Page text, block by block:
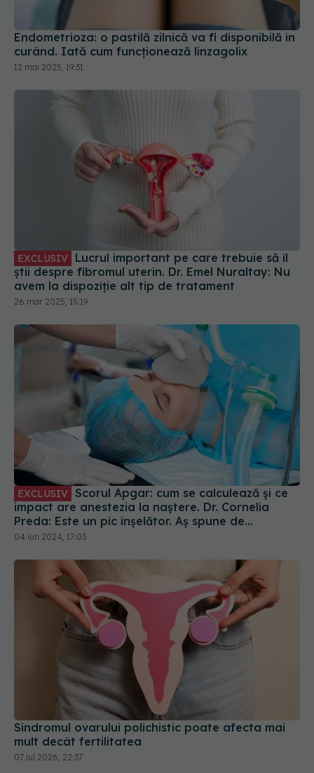
Endometrioza: o pastilă zilnică va fi disponibilă în
curând. Iată cum funcționează linzagolix
12 mai 2025, 19:31
EXCLUSIV
știi despre fibromul uterin. Dr. Emel Nuraltay: Nu
avem la dispoziție alt tip de tratament
26 mar 2025, 15:19
EXCLUSIV
impact are anestezia la naștere. Dr. Cornelia
Preda: Este un pic înșelător. Aș spune de
anestezia peridurală
04 iun 2024, 17:03
Sindromul ovarului polichistic poate afecta mai
mult decât fertilitatea
07 iul 2026, 22:37